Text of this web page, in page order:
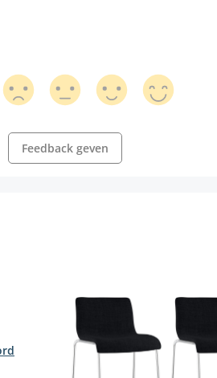
Feedback geven